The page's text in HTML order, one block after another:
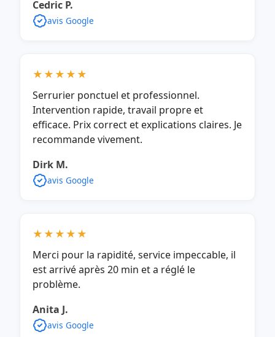
Cedric P.
avis Google
★★★★★
Serrurier ponctuel et professionnel.
Intervention rapide, travail propre et
efficace. Prix correct et explications claires. Je
recommande vivement.
Dirk M.
avis Google
★★★★★
Merci pour la rapidité, service impeccable, il
est arrivé après 20 min et a réglé le
problème.
Anita J.
avis Google